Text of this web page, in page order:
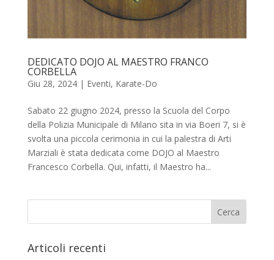
DEDICATO DOJO AL MAESTRO FRANCO
CORBELLA
Giu 28, 2024| Eventi, Karate-Do
Sabato 22 giugno 2024, presso la Scuola del Corpo
della Polizia Municipale di Milano sita in via Boeri 7, si è
svolta una piccola cerimonia in cui la palestra di Arti
Marziali è stata dedicata come DOJO al Maestro
Francesco Corbella. Qui, infatti, il Maestro ha...
Articoli recenti